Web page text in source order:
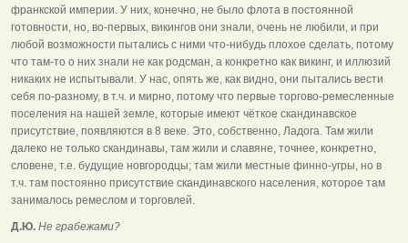
франкской империи. У них, конечно, не было флота в постоянной
готовности, но, во-первых, викингов они знали, очень не любили, и при
любой возможности пытались с ними что-нибудь плохое сделать, потому
что там-то о них знали не как родсман, а конкретно как викинг, и иллюзий
никаких не испытывали. У нас, опять же, как видно, они пытались вести
себя по-разному, в т.ч. и мирно, потому что первые торгово-ремесленные
поселения на нашей земле, которые имеют чёткое скандинавское
присутствие, появляются в 8 веке. Это, собственно, Ладога. Там жили
далеко не только скандинавы, там жили и славяне, точнее, конкретно,
словене, т.е. будущие новгородцы; там жили местные финно-угры, но в
т.ч. там постоянно присутствие скандинавского населения, которое там
занималось ремеслом и торговлей.
Д.Ю. Не грабежами?